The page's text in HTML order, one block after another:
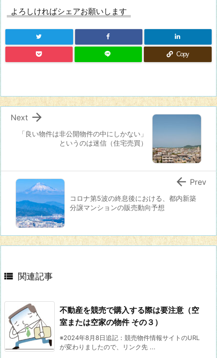
よろしければシェアお願いします
Copy
「良い物件は非公開物件の中にしかない」
というのは迷信（住宅売買）

Next
コロナ第5波の終息後における、都内新築
分譲マンションの販売動向予想
 Prev
 関連記事
不動産を競売で購入する際は要注意（空
室または空家の物件 その３）
※2024年8月8日追記：競売物件情報サイトのURL
が変わりましたので、リンク先 ...